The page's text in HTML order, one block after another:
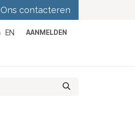
Ons contacteren
EN AANMELDEN